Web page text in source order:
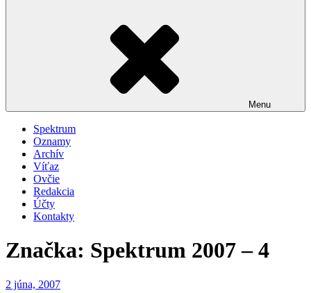
Menu
Spektrum
Oznamy
Archív
Víťaz
Ovčie
Redakcia
Účty
Kontakty
Značka: Spektrum 2007 – 4
Publikované
2 júna, 2007